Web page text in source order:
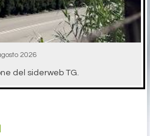
2026
del siderweb TG.